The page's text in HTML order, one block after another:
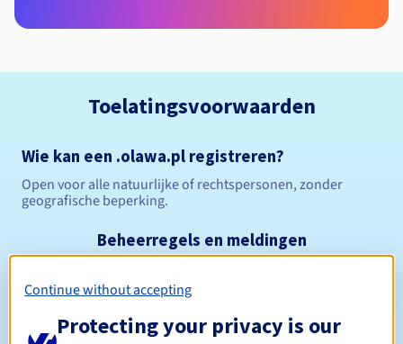
Toelatingsvoorwaarden
Wie kan een .olawa.pl registreren?
Open voor alle natuurlijke of rechtspersonen, zonder
geografische beperking.
Beheerregels en meldingen
Registratieperiode
Continue without accepting
Protecting your privacy is our